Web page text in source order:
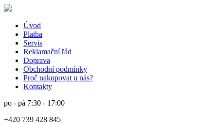
Úvod
Platba
Servis
Reklamační řád
Doprava
Obchodní podmínky
Proč nakupovat u nás?
Kontakty
po - pá 7:30 - 17:00
+420 739 428 845